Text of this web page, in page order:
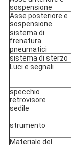
sospensione
Asse posteriore e
sospensione
sistema di
frenatura
pneumatici
sistema di sterzo
Luci e segnali
specchio
retrovisore
sedile
strumento
Materiale del